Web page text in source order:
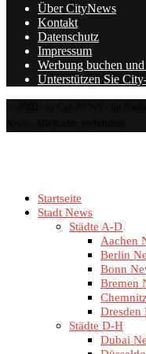
Über CityNews
Kontakt
Datenschutz
Impressum
Werbung buchen
Unterstützen Sie
Startseite
Stadt News
Städte A-D
Aachen
Berlin
Bonn
Bremen
Dresden
Städte D-H
Dubai